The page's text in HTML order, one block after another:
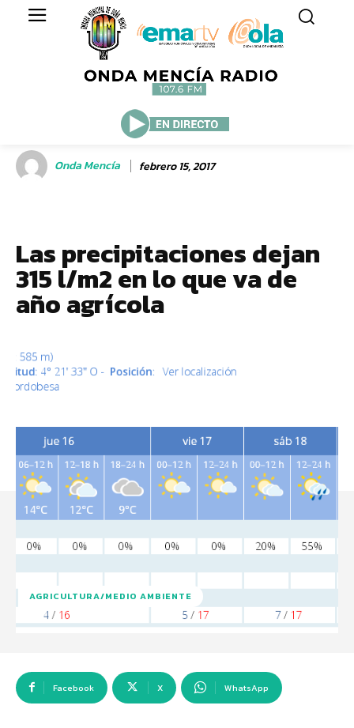
Onda Mencía febrero 15, 2017
Las precipitaciones dejan
315 l/m2 en lo que va de
año agrícola
AGRICULTURA/MEDIO AMBIENTE
Facebook X WhatsApp